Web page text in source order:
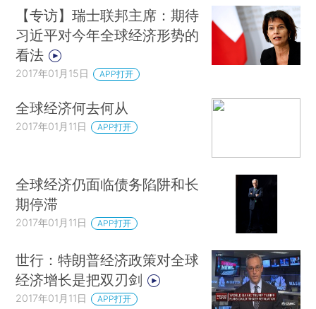
【专访】瑞士联邦主席：期待
习近平对今年全球经济形势的
看法
2017年01月15日 APP打开
全球经济何去何从
2017年01月11日 APP打开
全球经济仍面临债务陷阱和长
期停滞
2017年01月11日 APP打开
世行：特朗普经济政策对全球
经济增长是把双刃剑
2017年01月11日 APP打开